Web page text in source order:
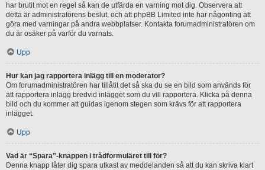
har brutit mot en regel så kan de utfärda en varning mot dig. Observera att
detta är administratörens beslut, och att phpBB Limited inte har någonting att
göra med varningar på andra webbplatser. Kontakta forumadministratören om
du är osäker på varför du varnats.
Upp
Hur kan jag rapportera inlägg till en moderator?
Om forumadministratören har tillåtit det så ska du se en bild som används för
att rapportera inlägg bredvid inlägget som du vill rapportera. Klicka på denna
bild och du kommer att guidas igenom stegen som krävs för att rapportera
inlägget.
Upp
Vad är “Spara”-knappen i trådformuläret till för?
Denna knapp låter dig spara utkast av meddelanden så att du kan skriva klart